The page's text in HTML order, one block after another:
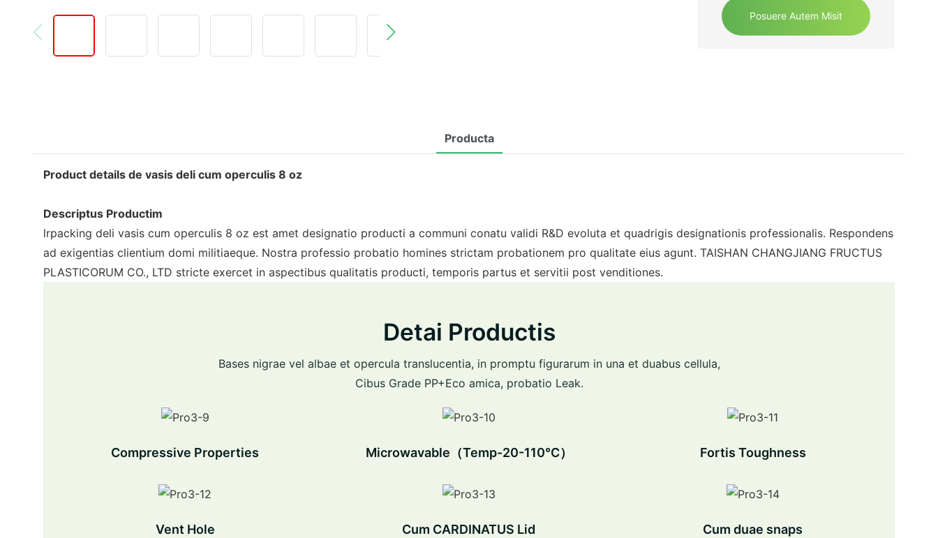
Posuere Autem Misit
Producta
Product details de vasis deli cum operculis 8 oz
Descriptus Productim
lrpacking deli vasis cum operculis 8 oz est amet designatio producti a communi conatu validi R&D evoluta et quadrigis designationis professionalis. Respondens
ad exigentias clientium domi militiaeque. Nostra professio probatio homines strictam probationem pro qualitate eius agunt. TAISHAN CHANGJIANG FRUCTUS
PLASTICORUM CO., LTD stricte exercet in aspectibus qualitatis producti, temporis partus et servitii post venditiones.
Detai Productis
Bases nigrae vel albae et opercula translucentia, in promptu figurarum in una et duabus cellula,
Cibus Grade PP+Eco amica, probatio Leak.
Compressive Properties Microwavable（Temp-20-110℃） Fortis Toughness
Vent Hole Cum CARDINATUS Lid Cum duae snaps